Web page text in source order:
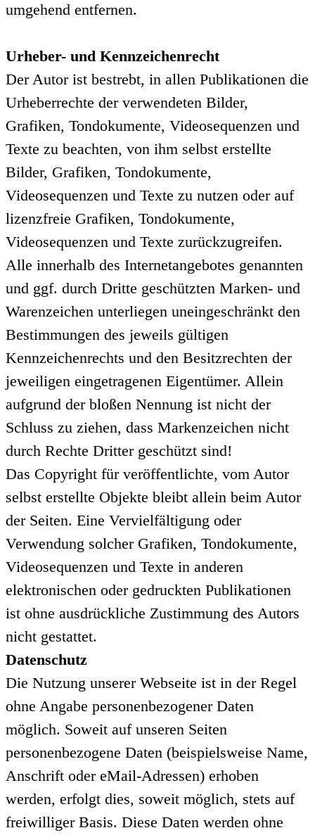
umgehend entfernen.
Urheber- und Kennzeichenrecht
Der Autor ist bestrebt, in allen Publikationen die
Urheberrechte der verwendeten Bilder,
Grafiken, Tondokumente, Videosequenzen und
Texte zu beachten, von ihm selbst erstellte
Bilder, Grafiken, Tondokumente,
Videosequenzen und Texte zu nutzen oder auf
lizenzfreie Grafiken, Tondokumente,
Videosequenzen und Texte zurückzugreifen.
Alle innerhalb des Internetangebotes genannten
und ggf. durch Dritte geschützten Marken- und
Warenzeichen unterliegen uneingeschränkt den
Bestimmungen des jeweils gültigen
Kennzeichenrechts und den Besitzrechten der
jeweiligen eingetragenen Eigentümer. Allein
aufgrund der bloßen Nennung ist nicht der
Schluss zu ziehen, dass Markenzeichen nicht
durch Rechte Dritter geschützt sind!
Das Copyright für veröffentlichte, vom Autor
selbst erstellte Objekte bleibt allein beim Autor
der Seiten. Eine Vervielfältigung oder
Verwendung solcher Grafiken, Tondokumente,
Videosequenzen und Texte in anderen
elektronischen oder gedruckten Publikationen
ist ohne ausdrückliche Zustimmung des Autors
nicht gestattet.
Datenschutz
Die Nutzung unserer Webseite ist in der Regel
ohne Angabe personenbezogener Daten
möglich. Soweit auf unseren Seiten
personenbezogene Daten (beispielsweise Name,
Anschrift oder eMail-Adressen) erhoben
werden, erfolgt dies, soweit möglich, stets auf
freiwilliger Basis. Diese Daten werden ohne